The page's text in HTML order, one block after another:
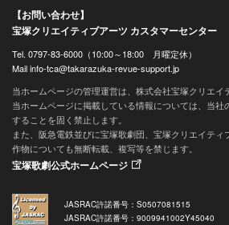
【お問い合わせ】
宝塚クリエイティブアーツ カスタマーセンター
Tel. 0797-83-6000（10:00～18:00 月曜定休）
Mail info-tca@takarazuka-revue-support.jp
当ホームページの管理運営は、株式会社宝塚クリエイ
当ホームページに掲載している情報については、当
することを固く禁止します。
また、阪急電鉄並びに宝塚歌劇団、宝塚クリエイテ
作物についても無断転載、複写等を禁じます。
宝塚歌劇公式ホームページ
JASRAC許諾番号：S0507081515
JASRAC許諾番号：9009941002Y45040